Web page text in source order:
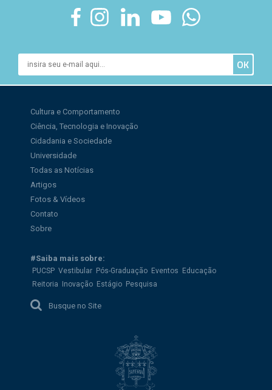
Cultura e Comportamento
Ciência, Tecnologia e Inovação
Cidadania e Sociedade
Universidade
Todas as Notícias
Artigos
Fotos & Vídeos
Contato
Sobre
#Saiba mais sobre:
PUCSP Vestibular Pós-Graduação Eventos
Educação
Reitoria
Inovação Estágio Pesquisa
Busque no Site